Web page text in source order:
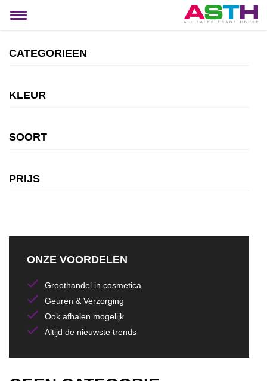
Toggle
CATEGORIEEN
KLEUR
SOORT
PRIJS
ONZE VOORDELEN
Groothandel in cosmetica
Geuren & Verzorging
Ook afhalen mogelijk
Altijd de nieuwste trends